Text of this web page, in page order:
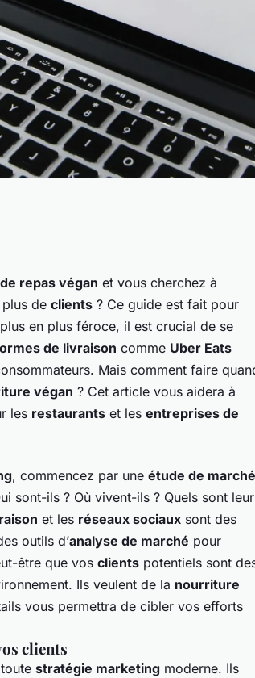
repas végan et vous cherchez à
de clients ? Ce guide est fait pour
en plus féroce, il est crucial de se
de livraison comme Uber Eats
Mais comment faire
végan ? Cet article vous aidera à
les restaurants et les entreprises de
, commencez par une étude de marché
sont-ils ? Où vivent-ils ? Quels sont
et les réseaux sociaux sont des
outils d’analyse de marché pour
être que vos clients potentiels sont
Ils veulent de la nourriture
vous permettra de cibler vos efforts
clients
stratégie marketing moderne. Ils